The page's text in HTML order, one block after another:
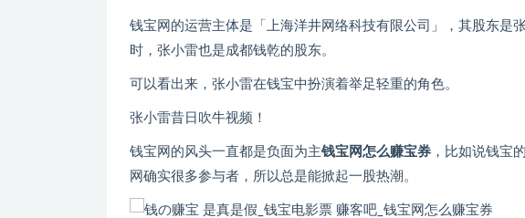
钱宝网的运营主体是「上海洋井网络科技有限公司」，其股东是
时，张小雷也是成都钱乾的股东。
可以看出来，张小雷在钱宝中扮演着举足轻重的角色。
张小雷昔日吹牛视频！
钱宝网的风头一直都是负面为主钱宝网怎么赚宝券 ，比如说钱宝
网确实很多参与者，所以总是能掀起一股热潮。